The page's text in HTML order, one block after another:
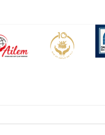
Aile (yeni sekmede açılır)
AİLEM İletişim Aile ve